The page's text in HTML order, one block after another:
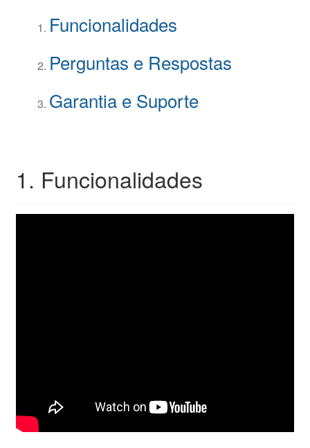
Funcionalidades
Perguntas e Respostas
Garantia e Suporte
1. Funcionalidades